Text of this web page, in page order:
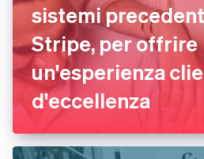
sistemi
Stripe, per offrire
un'esperienza
d'eccellenza